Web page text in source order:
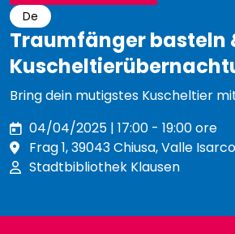
De
Traumfänger basteln
Bring dein mutigstes Kuscheltier
04/04/2025 | 17:00 - 19:00 ore
Frag 1, 39043 Chiusa, Valle Isarco
Stadtbibliothek Klausen